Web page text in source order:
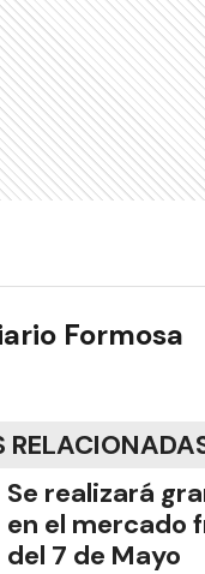
Formosa
Se realizará
en el mercado
del 7 de Mayo